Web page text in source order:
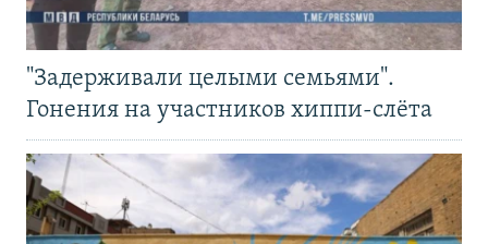
"Задерживали целыми семьями".
Гонения на участников хиппи-слёта